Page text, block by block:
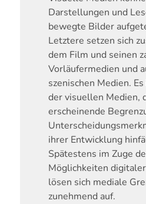
Darstellungen und
bewegte Bilder
Letztere setzen sich
dem Film und seinen
Vorläufermedien und
szenischen Medien.
der visuellen Medien,
erscheinende
ihrer Entwicklung
Spätestens im Zuge
Möglichkeiten
lösen sich mediale
zunehmend auf.